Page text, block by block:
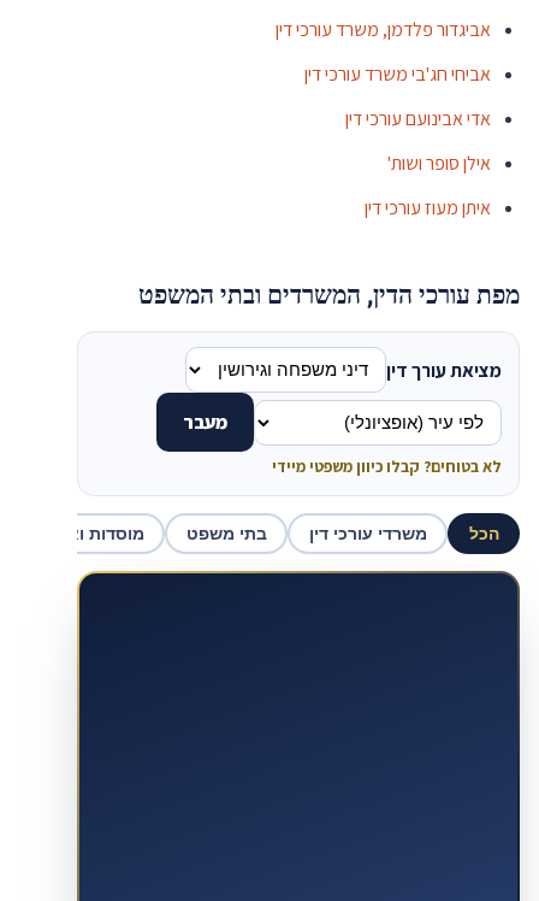
אביגדור פלדמן, משרד עורכי דין
אביחי חג'בי משרד עורכי דין
אדי אבינועם עורכי דין
אילן סופר ושות'
איתן מעוז עורכי דין
מפת עורכי הדין, המשרדים ובתי המשפט
מציאת עורך דין
מעבר
לא בטוחים? קבלו כיוון משפטי מיידי
הכל משרדי עורכי דין בתי משפט מוסדות ואכיפה